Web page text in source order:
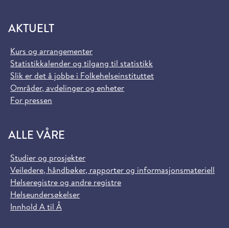
AKTUELT
Kurs og arrangementer
Statistikkalender og tilgang til statistikk
Slik er det å jobbe i Folkehelseinstituttet
Områder, avdelinger og enheter
For pressen
ALLE VÅRE
Studier og prosjekter
Veiledere, håndbøker, rapporter og informasjonsmateriell
Helseregistre og andre registre
Helseundersøkelser
Innhold A til Å